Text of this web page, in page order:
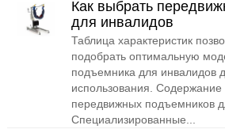
Как выбрать
для инвалидов
Таблица характеристик
подобрать оптимальную
подъемника для инвалидов
использования. Содержание
передвижных подъемников
Специализированные...